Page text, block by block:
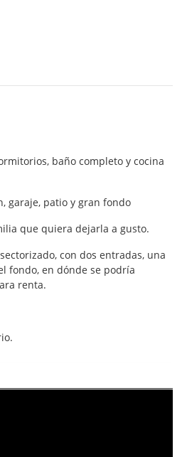
baño completo y cocina
garaje, patio y gran fondo
que quiera dejarla a gusto.
con dos entradas, una
fondo, en dónde se podría
renta.